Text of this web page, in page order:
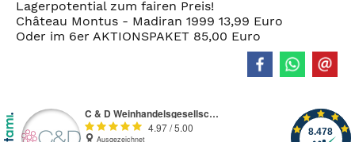
Lagerpotential zum fairen Preis!
Château Montus - Madiran 1999 13,99 Euro
Oder im 6er AKTIONSPAKET 85,00 Euro